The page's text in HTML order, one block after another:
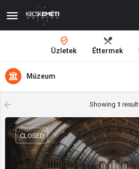
Üzletek Éttermek
Múzeum
Showing 1 result
CLOSED